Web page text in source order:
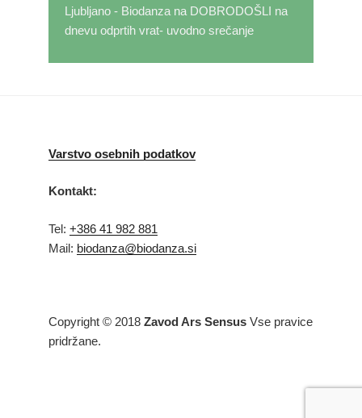
Ljubljano - Biodanza na DOBRODOŠLI na
dnevu odprtih vrat- uvodno srečanje
Varstvo osebnih podatkov
Kontakt:
Tel: +386 41 982 881
Mail: biodanza@biodanza.si
Copyright © 2018 Zavod Ars Sensus Vse pravice
pridržane.